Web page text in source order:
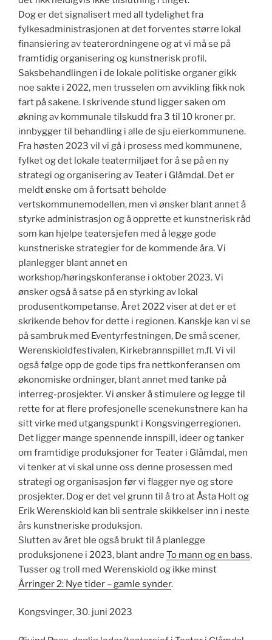
Dog er det signalisert med all tydelighet fra
fylkesadministrasjonen at det forventes større lokal
finansiering av teaterordningene og at vi må se på
framtidig organisering og kunstnerisk profil.
Saksbehandlingen i de lokale politiske organer gikk
noe sakte i 2022, men trusselen om avvikling fikk nok
fart på sakene. I skrivende stund ligger saken om
økning av kommunale tilskudd fra 3 til 10 kroner pr.
innbygger til behandling i alle de sju eierkommunene.
Fra høsten 2023 vil vi gå i prosess med kommunene,
fylket og det lokale teatermiljøet for å se på en ny
strategi og organisering av Teater i Glåmdal. Det er
meldt ønske om å fortsatt beholde
vertskommunemodellen, men vi ønsker blant annet å
styrke administrasjon og å opprette et kunstnerisk råd
som kan hjelpe teatersjefen med å legge gode
kunstneriske strategier for de kommende åra. Vi
planlegger blant annet en
workshop/høringskonferanse i oktober 2023. Vi
ønsker også å satse på en styrking av lokal
produsentkompetanse. Året 2022 viser at det er et
skrikende behov for dette i regionen. Kanskje kan vi se
på sambruk med Eventyrfestningen, De små scener,
Werenskioldfestivalen, Kirkebrannspillet m.fl. Vi vil
også følge opp de gode tips fra nettkonferansen om
økonomiske ordninger, blant annet med tanke på
interreg-prosjekter. Vi ønsker å stimulere og legge til
rette for at flere profesjonelle scenekunstnere kan ha
sitt virke med utgangspunkt i Kongsvingerregionen.
Det ligger mange spennende innspill, ideer og tanker
om framtidige produksjoner for Teater i Glåmdal, men
vi tenker at vi skal unne oss denne prosessen med
strategi og organisasjon før vi flagger nye og store
prosjekter. Dog er det vel grunn til å tro at Åsta Holt og
Erik Werenskiold kan bli sentrale skikkelser inn i neste
års kunstneriske produksjon.
Slutten av året ble også brukt til å planlegge
produksjonene i 2023, blant andre To mann og en bass,
Tusser og troll med Werenskiold og ikke minst
Årringer 2: Nye tider – gamle synder.
Kongsvinger, 30. juni 2023